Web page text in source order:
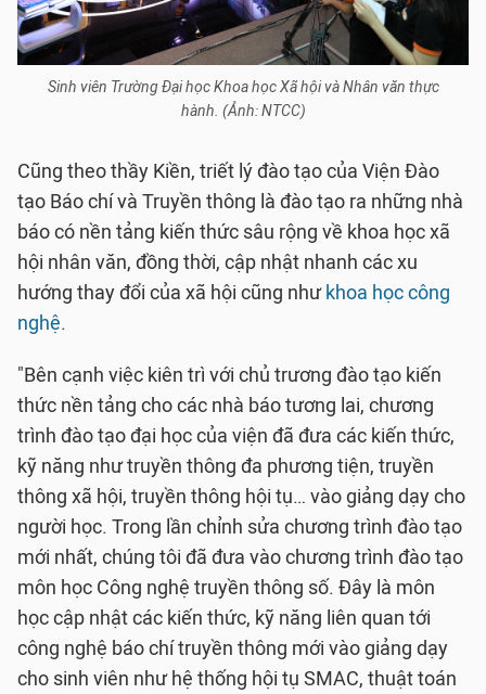
Sinh viên Trường Đại học Khoa học Xã hội và Nhân văn thực
hành. (Ảnh: NTCC)
Cũng theo thầy Kiền, triết lý đào tạo của Viện Đào
tạo Báo chí và Truyền thông là đào tạo ra những nhà
báo có nền tảng kiến thức sâu rộng về khoa học xã
hội nhân văn, đồng thời, cập nhật nhanh các xu
hướng thay đổi của xã hội cũng như khoa học công
nghệ.
"Bên cạnh việc kiên trì với chủ trương đào tạo kiến
thức nền tảng cho các nhà báo tương lai, chương
trình đào tạo đại học của viện đã đưa các kiến thức,
kỹ năng như truyền thông đa phương tiện, truyền
thông xã hội, truyền thông hội tụ… vào giảng dạy cho
người học. Trong lần chỉnh sửa chương trình đào tạo
mới nhất, chúng tôi đã đưa vào chương trình đào tạo
môn học Công nghệ truyền thông số. Đây là môn
học cập nhật các kiến thức, kỹ năng liên quan tới
công nghệ báo chí truyền thông mới vào giảng dạy
cho sinh viên như hệ thống hội tụ SMAC, thuật toán